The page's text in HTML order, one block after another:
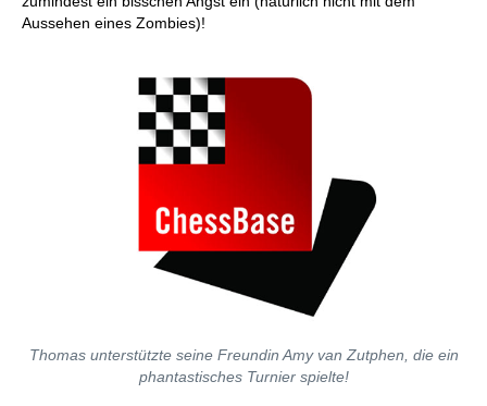
Aussehen eines Zombies)!
Thomas unterstützte seine Freundin Amy van Zutphen, die ein
phantastisches Turnier spielte!